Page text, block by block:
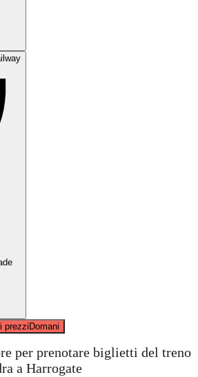
prezziDomani
per prenotare biglietti del treno
a Harrogate